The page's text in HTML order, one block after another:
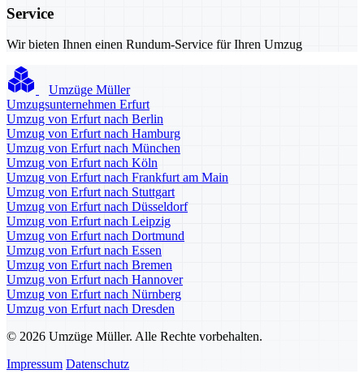
Service
Wir bieten Ihnen einen Rundum-Service für Ihren Umzug
Umzüge Müller
Umzugsunternehmen Erfurt
Umzug von Erfurt nach Berlin
Umzug von Erfurt nach Hamburg
Umzug von Erfurt nach München
Umzug von Erfurt nach Köln
Umzug von Erfurt nach Frankfurt am Main
Umzug von Erfurt nach Stuttgart
Umzug von Erfurt nach Düsseldorf
Umzug von Erfurt nach Leipzig
Umzug von Erfurt nach Dortmund
Umzug von Erfurt nach Essen
Umzug von Erfurt nach Bremen
Umzug von Erfurt nach Hannover
Umzug von Erfurt nach Nürnberg
Umzug von Erfurt nach Dresden
© 2026 Umzüge Müller. Alle Rechte vorbehalten.
Impressum Datenschutz